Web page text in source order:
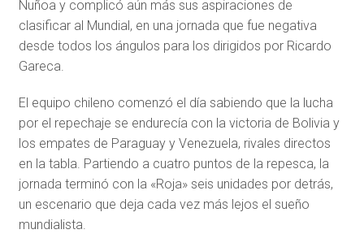
Ñuñoa y complicó aún más sus aspiraciones de
clasificar al Mundial, en una jornada que fue negativa
desde todos los ángulos para los dirigidos por Ricardo
Gareca.
El equipo chileno comenzó el día sabiendo que la lucha
por el repechaje se endurecía con la victoria de Bolivia y
los empates de Paraguay y Venezuela, rivales directos
en la tabla. Partiendo a cuatro puntos de la repesca, la
jornada terminó con la «Roja» seis unidades por detrás,
un escenario que deja cada vez más lejos el sueño
mundialista.